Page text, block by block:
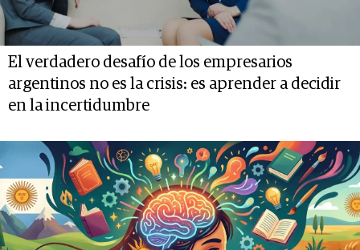
El verdadero desafío de los empresarios
argentinos no es la crisis: es aprender a decidir
en la incertidumbre